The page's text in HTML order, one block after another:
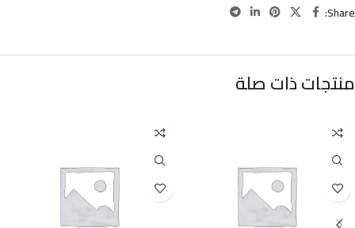
Share:
منتجات ذات صلة